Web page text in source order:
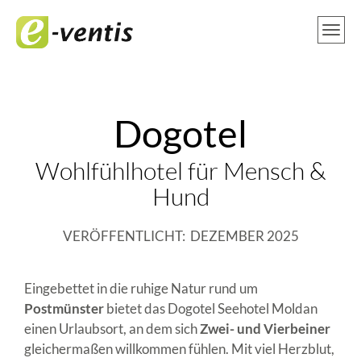
Dogotel
Wohlfühlhotel für Mensch &
Hund
VERÖFFENTLICHT: DEZEMBER 2025
Eingebettet in die ruhige Natur rund um
Postmünsterbietet das Dogotel Seehotel Moldan
einen Urlaubsort, an dem sichZwei- und Vierbeiner
gleichermaßen willkommen fühlen. Mit viel Herzblut,